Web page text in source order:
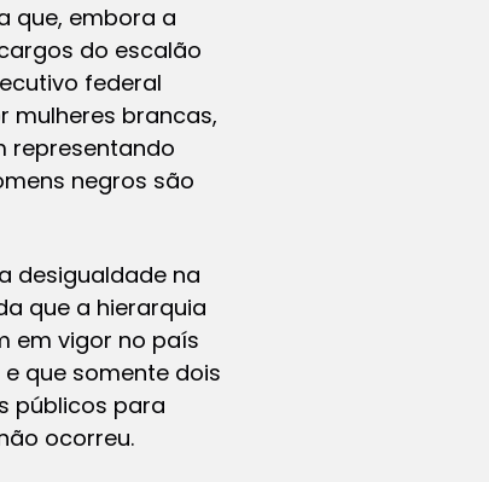
que, embora a
do escalão
federal
mulheres brancas,
representando
negros são
desigualdade na
que a hierarquia
em vigor no país
que somente dois
públicos para
ocorreu.